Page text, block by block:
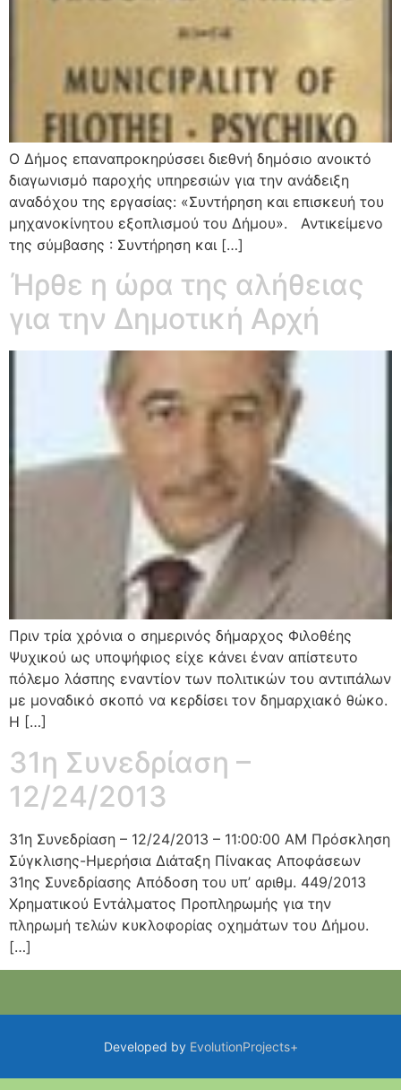
Ο Δήμος επαναπροκηρύσσει διεθνή δημόσιο ανοικτό
διαγωνισμό παροχής υπηρεσιών για την ανάδειξη
αναδόχου της εργασίας: «Συντήρηση και επισκευή του
μηχανοκίνητου εξοπλισμού του Δήμου». Αντικείμενο
της σύμβασης : Συντήρηση και […]
Ήρθε η ώρα της αλήθειας
για την Δημοτική Αρχή
Πριν τρία χρόνια ο σημερινός δήμαρχος Φιλοθέης
Ψυχικού ως υποψήφιος είχε κάνει έναν απίστευτο
πόλεμο λάσπης εναντίον των πολιτικών του αντιπάλων
με μοναδικό σκοπό να κερδίσει τον δημαρχιακό θώκο.
Η […]
31η Συνεδρίαση –
12/24/2013
31η Συνεδρίαση – 12/24/2013 – 11:00:00 AM Πρόσκληση
Σύγκλισης-Ημερήσια Διάταξη Πίνακας Αποφάσεων
31ης Συνεδρίασης Απόδοση του υπ’ αριθμ. 449/2013
Χρηματικού Εντάλματος Προπληρωμής για την
πληρωμή τελών κυκλοφορίας οχημάτων του Δήμου.
[…]
Developed by EvolutionProjects+